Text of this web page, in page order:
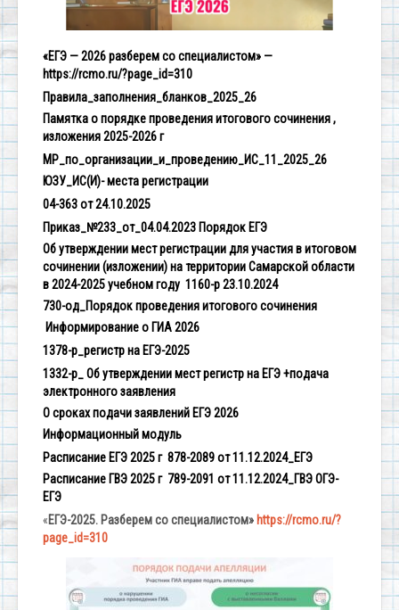
«ЕГЭ — 2026 разберем со специалистом» —
https://rcmo.ru/?page_id=310
Правила_заполнения_бланков_2025_26
Памятка о порядке проведения итогового сочинения ,
изложения 2025-2026 г
МР_по_организации_и_проведению_ИС_11_2025_26
ЮЗУ_ИС(И)- места регистрации
04-363 от 24.10.2025
Приказ_№233_от_04.04.2023 Порядок ЕГЭ
Об утверждении мест регистрации для участия в итоговом
сочинении (изложении) на территории Самарской области
в 2024-2025 учебном году 1160-р 23.10.2024
730-од_Порядок проведения итогового сочинения
Информирование о ГИА 2026
1378-р_регистр на ЕГЭ-2025
1332-р_ Об утверждении мест регистр на ЕГЭ +подача
электронного заявления
О сроках подачи заявлений ЕГЭ 2026
Информационный модуль
Расписание ЕГЭ 2025 г 878-2089 от 11.12.2024_ЕГЭ
Расписание ГВЭ 2025 г 789-2091 от 11.12.2024_ГВЭ ОГЭ-
ЕГЭ
«ЕГЭ-2025. Разберем со специалистом» https://rcmo.ru/?
page_id=310